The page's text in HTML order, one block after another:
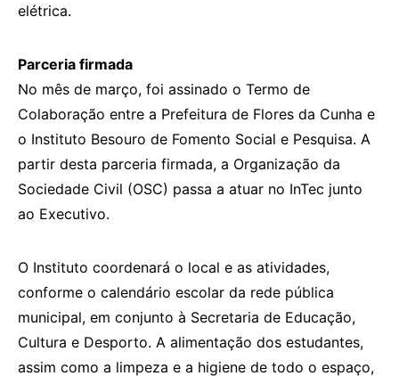
elétrica.
Parceria firmada
No mês de março, foi assinado o Termo de
Colaboração entre a Prefeitura de Flores da Cunha e
o Instituto Besouro de Fomento Social e Pesquisa. A
partir desta parceria firmada, a Organização da
Sociedade Civil (OSC) passa a atuar no InTec junto
ao Executivo.
O Instituto coordenará o local e as atividades,
conforme o calendário escolar da rede pública
municipal, em conjunto à Secretaria de Educação,
Cultura e Desporto. A alimentação dos estudantes,
assim como a limpeza e a higiene de todo o espaço,